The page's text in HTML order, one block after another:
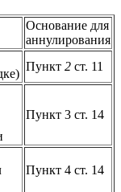
Основание для
аннулирования
Пункт 2 ст. 11
Пункт 3 ст. 14
Пункт 4 ст. 14